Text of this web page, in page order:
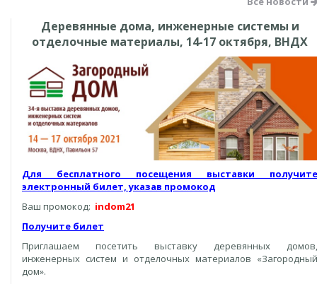
Деревянные дома, инженерные системы и
отделочные материалы, 14-17 октября, ВНДХ
Для бесплатного посещения выставки получите
электронный билет, указав промокод
Ваш промокод: indom21
Получите билет
Приглашаем посетить выставку деревянных домов,
инженерных систем и отделочных материалов «Загородный
дом».